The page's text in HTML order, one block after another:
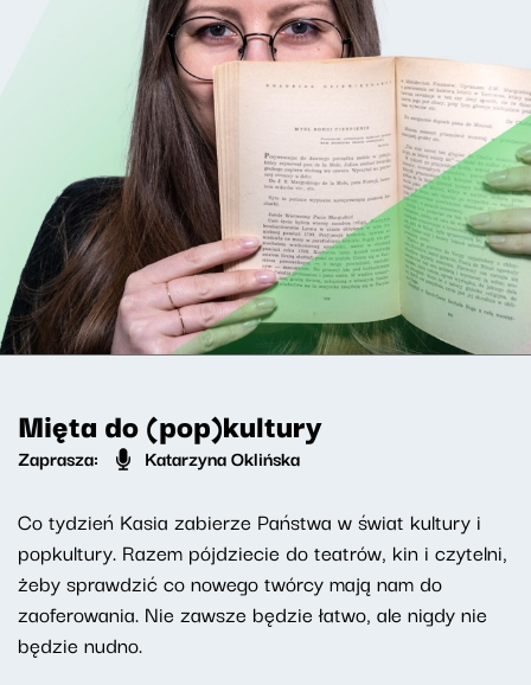
Mięta do (pop)kultury
Zaprasza: Katarzyna Oklińska
Co tydzień Kasia zabierze Państwa w świat kultury i
popkultury. Razem pójdziecie do teatrów, kin i czytelni,
żeby sprawdzić co nowego twórcy mają nam do
zaoferowania. Nie zawsze będzie łatwo, ale nigdy nie
będzie nudno.